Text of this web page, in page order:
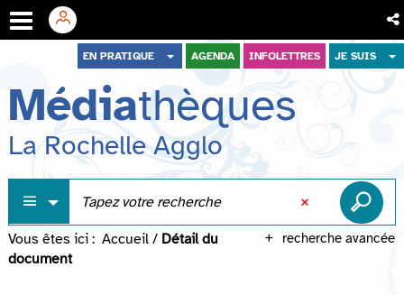
menu
contenu
recherche
EN PRATIQUE AGENDA INFOLETTRES JE SUIS
Médiathèques
La Rochelle Agglo
recherche avancée
Vous êtes ici : Accueil / Détail du
document